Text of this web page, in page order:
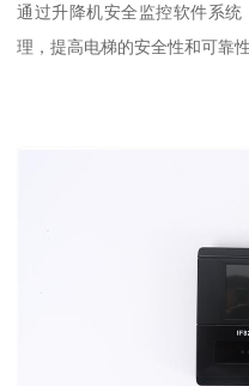
通过升降机安全监控软件系
理，提高电梯的安全性和可靠